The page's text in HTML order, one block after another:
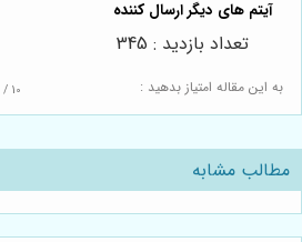
به این مقاله امتیاز بدهید : / 10
تعداد بازدید : 345
مطالب مشابه